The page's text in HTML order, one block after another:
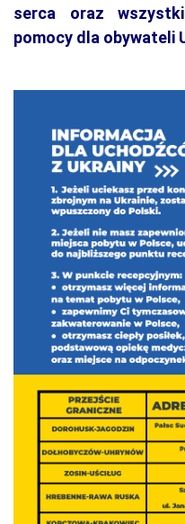
serca oraz
pomocy dla obywateli